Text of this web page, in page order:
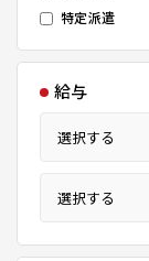
特定派遣
給与